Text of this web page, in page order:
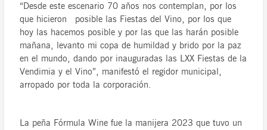
“Desde este escenario 70 años nos contemplan, por los
que hicieron posible las Fiestas del Vino, por los que
hoy las hacemos posible y por las que las harán posible
mañana, levanto mi copa de humildad y brido por la paz
en el mundo, dando por inauguradas las LXX Fiestas de la
Vendimia y el Vino”, manifestó el regidor municipal,
arropado por toda la corporación.
La peña Fórmula Wine fue la manijera 2023 que tuvo un